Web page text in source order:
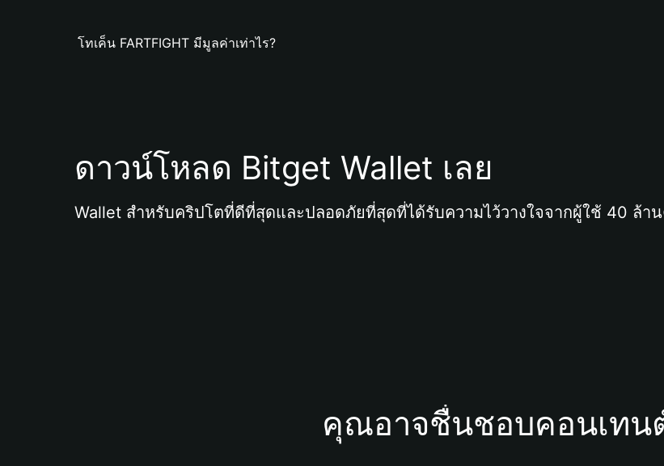
โทเค็น FARTFIGHT มีมูลค่าเท่าไร?
ดาวน์โหลด Bitget Wallet เลย
Wallet สำหรับคริปโตที่ดีที่สุดและปลอดภัยที่สุดที่ได้รับความไว้วางใจจากผู้ใช้ 40 ล้า
คุณอาจชื่นชอบคอนเทน